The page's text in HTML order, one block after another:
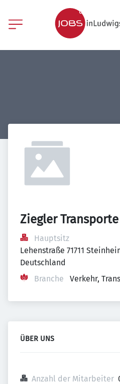
Ziegler Transporte
Hauptsitz
Lehenstraße 71711
Deutschland
Branche
Verkehr,
ÜBER UNS
Anzahl der Mitarbeiter